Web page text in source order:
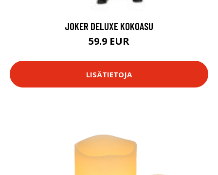
JOKER DELUXE KOKOASU
59.9 EUR
LISÄTIETOJA